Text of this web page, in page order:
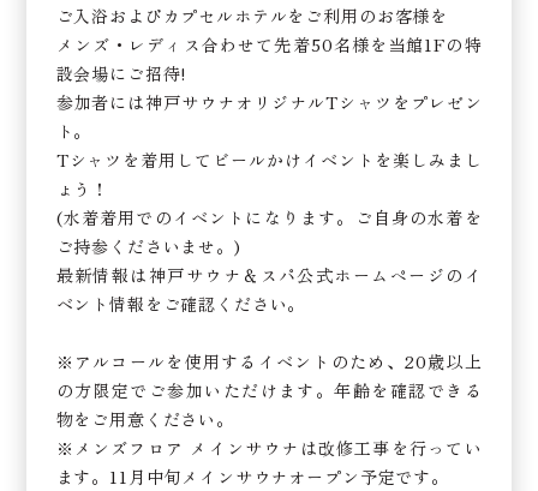
ご入浴およびカプセルホテルをご利用のお客様を
メンズ・レディス合わせて先着50名様を当館1Fの特
設会場にご招待!
参加者には神戸サウナオリジナルTシャツをプレゼン
ト。
Tシャツを着用してビールかけイベントを楽しみまし
ょう！
(水着着用でのイベントになります。ご自身の水着を
ご持参くださいませ。)
最新情報は神戸サウナ＆スパ公式ホームページのイ
ベント情報をご確認ください。
※アルコールを使用するイベントのため、20歳以上
の方限定でご参加いただけます。年齢を確認できる
物をご用意ください。
※メンズフロア メインサウナは改修工事を行ってい
ます。11月中旬メインサウナオープン予定です。